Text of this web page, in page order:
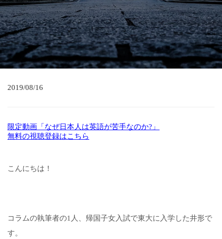
2019/08/16
限定動画「なぜ日本人は英語が苦手なのか?」
無料の視聴登録はこちら
こんにちは！
コラムの執筆者の1人、帰国子女入試で東大に入学した井形で
す。